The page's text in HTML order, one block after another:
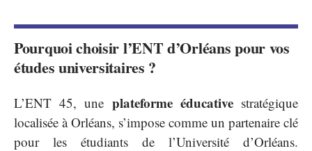
Pourquoi choisir l’ENT d’Orléans pour vos
études universitaires ?
L’ENT 45, une plateforme éducativestratégique
localisée à Orléans, s’impose comme un partenaire clé
pour les étudiants de l’Université d’Orléans.